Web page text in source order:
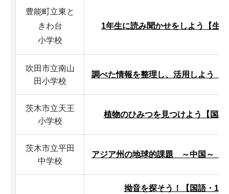
豊能町立東と
きわ台
小学校
1年生に読み聞かせをしよう【生
吹田市立南山
田小学校
調べた情報を整理し、活用しよう【
茨木市立天王
小学校
植物のひみつを見つけよう【国
茨木市立平田
中学校
アジア州の地球的課題 ～中国～【
拗音を探そう！【国語・1